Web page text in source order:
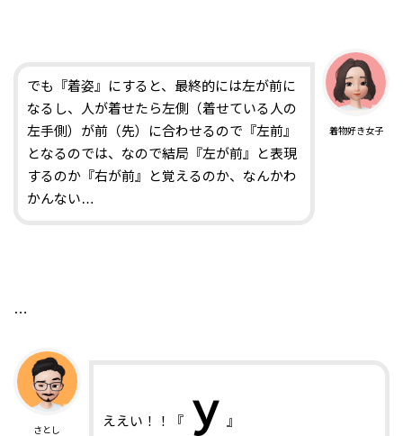
着物好き女子
でも『着姿』にすると、最終的には左が前に
なるし、人が着せたら左側（着せている人の
左手側）が前（先）に合わせるので『左前』
となるのでは、なので結局『左が前』と表現
するのか『右が前』と覚えるのか、なんかわ
かんない…
…
さとし
ええい！！『ｙ 』